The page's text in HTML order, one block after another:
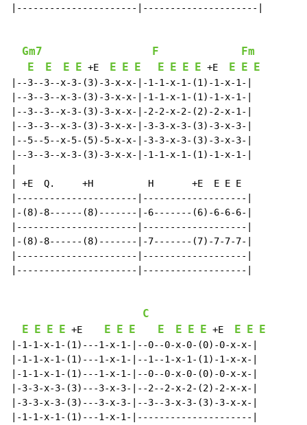
|----------------------|---------------------|
Gm7 F
Fm
E
E E E +E E E E E E E E +E E E E
|--3--3--x-3-(3)-3-x-x-|-1-1-x-1-(1)-1-x-1-|
|--3--3--x-3-(3)-3-x-x-|-1-1-x-1-(1)-1-x-1-|
|--3--3--x-3-(3)-3-x-x-|-2-2-x-2-(2)-2-x-1-|
|--3--3--x-3-(3)-3-x-x-|-3-3-x-3-(3)-3-x-3-|
|--5--5--x-5-(5)-5-x-x-|-3-3-x-3-(3)-3-x-3-|
|--3--3--x-3-(3)-3-x-x-|-1-1-x-1-(1)-1-x-1-|
| +E  Q.     +H          H       +E  E E E
|----------------------|-------------------|
|-(8)-8------(8)-------|-6-------(6)-6-6-6-|
|----------------------|-------------------|
|-(8)-8------(8)-------|-7-------(7)-7-7-7-|
|----------------------|-------------------|
|----------------------|-------------------|
C
E
E E E +E E E E E E E E +E E E E
|-1-1-x-1-(1)---1-x-1-|--0--0-x-0-(0)-0-x-x-|
|-1-1-x-1-(1)---1-x-1-|--1--1-x-1-(1)-1-x-x-|
|-1-1-x-1-(1)---1-x-1-|--0--0-x-0-(0)-0-x-x-|
|-3-3-x-3-(3)---3-x-3-|--2--2-x-2-(2)-2-x-x-|
|-3-3-x-3-(3)---3-x-3-|--3--3-x-3-(3)-3-x-x-|
|-1-1-x-1-(1)---1-x-1-|---------------------|